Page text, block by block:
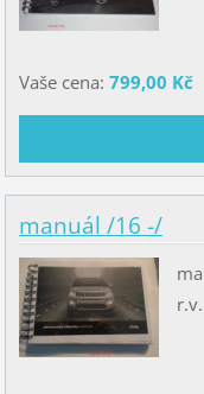
Vaše cena: 799,00 Kč
manuál /16 -/